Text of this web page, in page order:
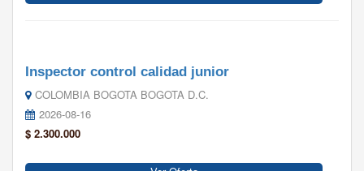
Inspector control calidad junior
COLOMBIA BOGOTA BOGOTA D.C.
2026-08-16
$ 2.300.000